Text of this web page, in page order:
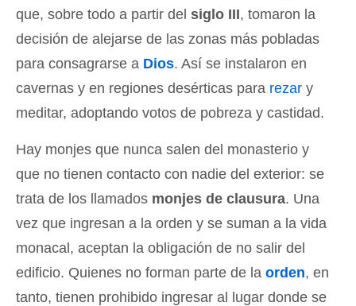
que, sobre todo a partir del siglo III, tomaron la
decisión de alejarse de las zonas más pobladas
para consagrarse a Dios. Así se instalaron en
cavernas y en regiones desérticas para rezar y
meditar, adoptando votos de pobreza y castidad.
Hay monjes que nunca salen del monasterio y
que no tienen contacto con nadie del exterior: se
trata de los llamados monjes de clausura. Una
vez que ingresan a la orden y se suman a la vida
monacal, aceptan la obligación de no salir del
edificio. Quienes no forman parte de la orden, en
tanto, tienen prohibido ingresar al lugar donde se